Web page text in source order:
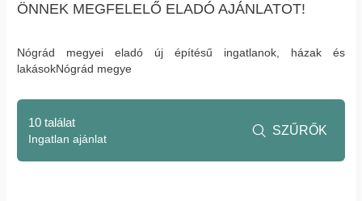
ÖNNEK MEGFELELŐ ELADÓ AJÁNLATOT!
Nógrád megyei eladó új építésű ingatlanok, házak és
lakásokNógrád megye
10 találat
Ingatlan ajánlat
 SZŰRŐK